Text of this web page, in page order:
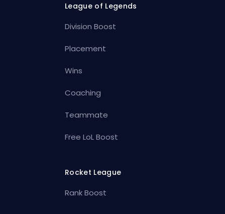
League of Legends
Division Boost
Placement
Wins
Coaching
Teammate
Free LoL Boost
Rocket League
Rank Boost